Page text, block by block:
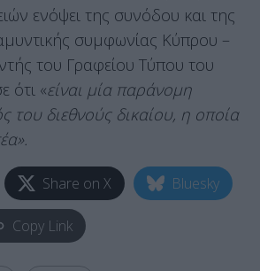
ενόψει της συνόδου και της
συμφωνίας Κύπρου –
του Γραφείου Τύπου του
ότι «είναι μία παράνομη
του διεθνούς δικαίου, η οποία
Share on X Bluesky
Copy Link